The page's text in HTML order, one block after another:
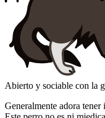
Abierto y sociable con la
Generalmente adora tener